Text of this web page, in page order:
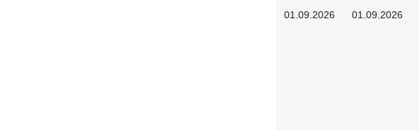
01.09.2026 01.09.2026